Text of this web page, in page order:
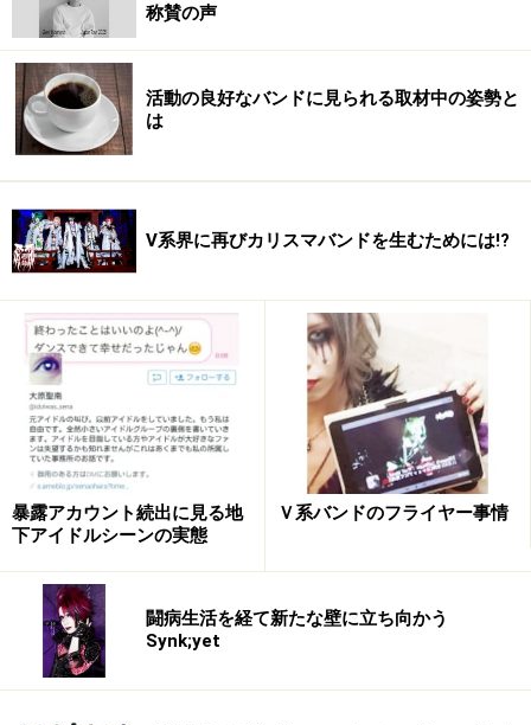
※記事内容は執筆時点のものです。最新の内容をご確認くださ
い。
称賛の声
活動の良好なバンドに見られる取材中の姿勢と
は
V系界に再びカリスマバンドを生むためには!?
暴露アカウント続出に見る地
下アイドルシーンの実態
Ｖ系バンドのフライヤー事情
闘病生活を経て新たな壁に立ち向かう
Synk;yet